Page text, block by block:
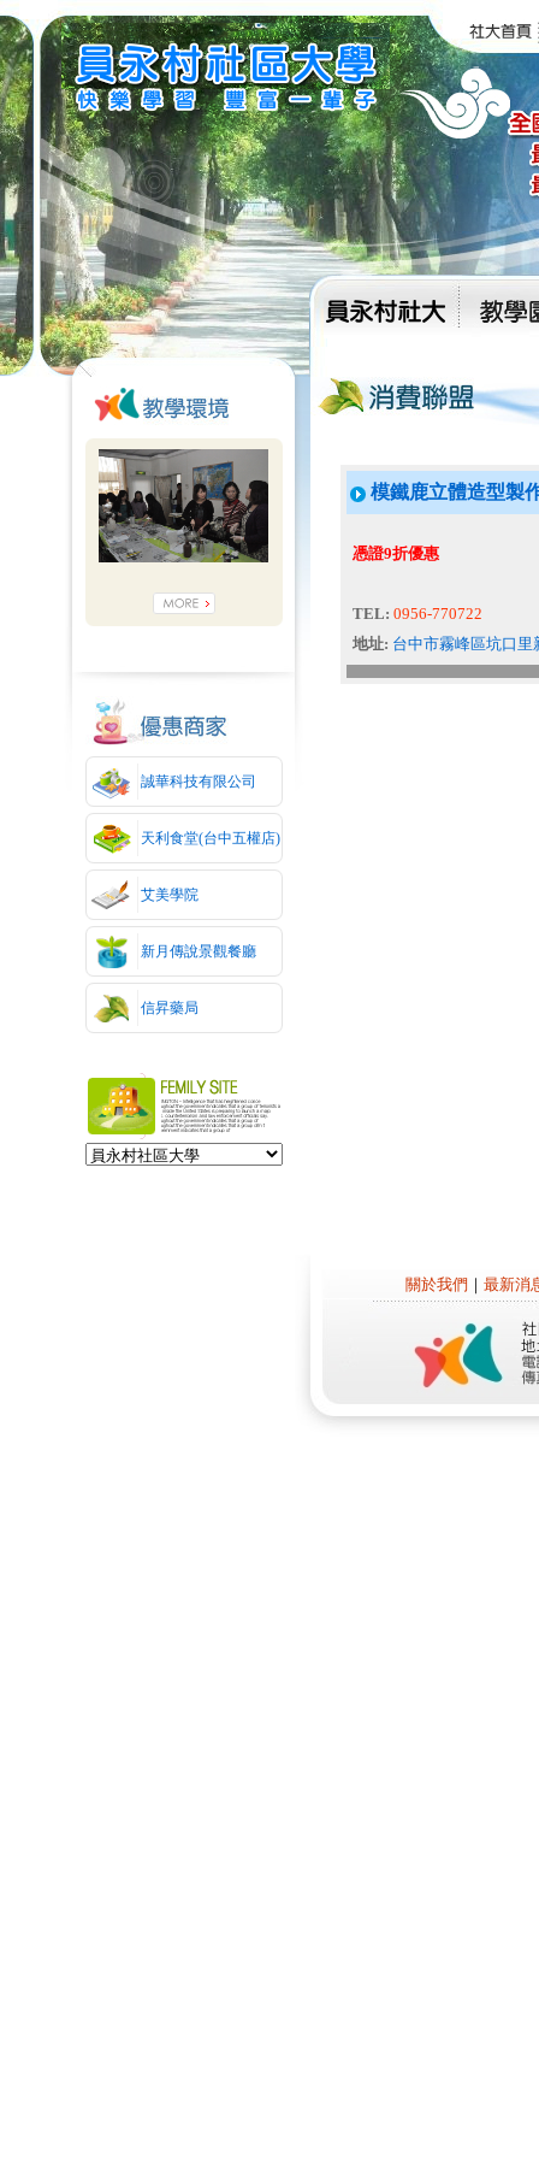
誠華科技有限公司
天利食堂(台中五權店)
艾美學院
新月傳說景觀餐廳
信昇藥局
模鐵鹿立體造型製
憑證9折優惠
TEL: 0956-770722
地址: 台中市霧峰區坑口里
關於我們 ｜ 最新消